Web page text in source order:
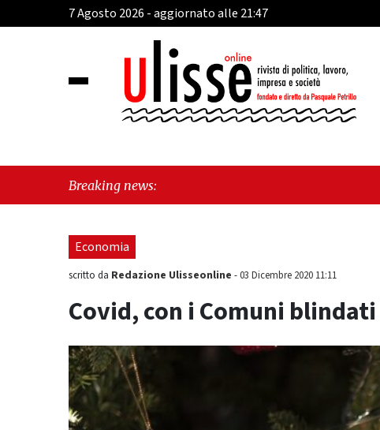
7 Agosto 2026 - aggiornato alle 21:47
Breaking news: "Cava de'
esiste"
Economia
scritto da Redazione Ulisseonline -03 Dicembre 2020 11:11
Covid, con i Comuni